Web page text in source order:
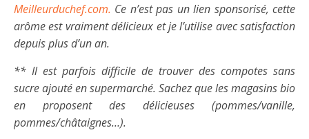
Meilleurduchef.com. Ce n’est pas un lien sponsorisé, cette
arôme est vraiment délicieux et je l’utilise avec satisfaction
depuis plus d’un an.
** Il est parfois difficile de trouver des compotes sans
sucre ajouté en supermarché. Sachez que les magasins bio
en proposent des délicieuses (pommes/vanille,
pommes/châtaignes…).